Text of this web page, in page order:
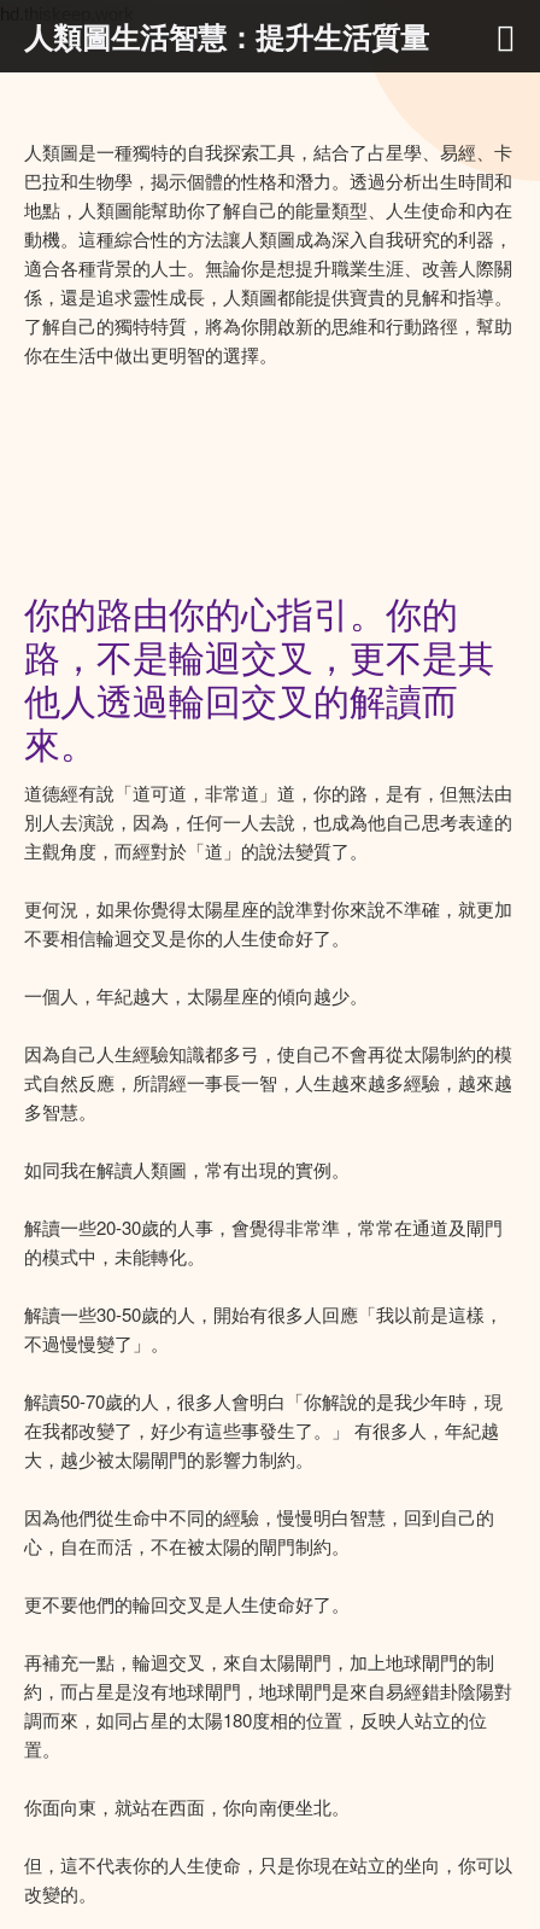
人類圖生活智慧：提升生活質量
人類圖是一種獨特的自我探索工具，結合了占星學、易經、卡
巴拉和生物學，揭示個體的性格和潛力。透過分析出生時間和
地點，人類圖能幫助你了解自己的能量類型、人生使命和內在
動機。這種綜合性的方法讓人類圖成為深入自我研究的利器，
適合各種背景的人士。無論你是想提升職業生涯、改善人際關
係，還是追求靈性成長，人類圖都能提供寶貴的見解和指導。
了解自己的獨特特質，將為你開啟新的思維和行動路徑，幫助
你在生活中做出更明智的選擇。
你的路由你的心指引。你的
路，不是輪迴交叉，更不是其
他人透過輪回交叉的解讀而
來。
道德經有說「道可道，非常道」道，你的路，是有，但無法由
別人去演說，因為，任何一人去說，也成為他自己思考表達的
主觀角度，而經對於「道」的說法變質了。
更何況，如果你覺得太陽星座的說準對你來說不準確，就更加
不要相信輪迴交叉是你的人生使命好了。
一個人，年紀越大，太陽星座的傾向越少。
因為自己人生經驗知識都多弓，使自己不會再從太陽制約的模
式自然反應，所謂經一事長一智，人生越來越多經驗，越來越
多智慧。
如同我在解讀人類圖，常有出現的實例。
解讀一些20-30歲的人事，會覺得非常準，常常在通道及閘門
的模式中，未能轉化。
解讀一些30-50歲的人，開始有很多人回應「我以前是這樣，
不過慢慢變了」。
解讀50-70歲的人，很多人會明白「你解說的是我少年時，現
在我都改變了，好少有這些事發生了。」 有很多人，年紀越
大，越少被太陽閘門的影響力制約。
因為他們從生命中不同的經驗，慢慢明白智慧，回到自己的
心，自在而活，不在被太陽的閘門制約。
更不要他們的輪回交叉是人生使命好了。
再補充一點，輪迴交叉，來自太陽閘門，加上地球閘門的制
約，而占星是沒有地球閘門，地球閘門是來自易經錯卦陰陽對
調而來，如同占星的太陽180度相的位置，反映人站立的位
置。
你面向東，就站在西面，你向南便坐北。
但，這不代表你的人生使命，只是你現在站立的坐向，你可以
改變的。